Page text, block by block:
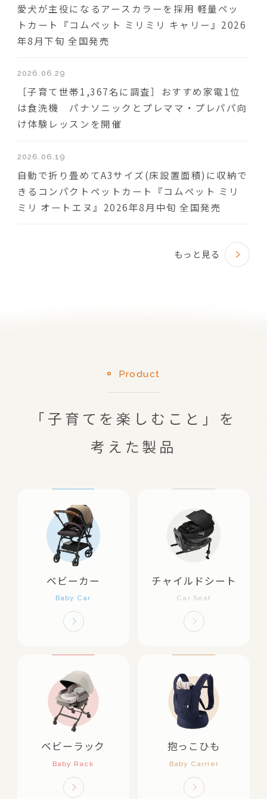
愛犬が主役になるアースカラーを採用 軽量ペッ
トカート『コムペット ミリミリ キャリー』2026
年8月下旬 全国発売
2026.06.29
［子育て世帯1,367名に調査］おすすめ家電1位
は食洗機 パナソニックとプレママ・プレパパ向
け体験レッスンを開催
2026.06.19
自動で折り畳めてA3サイズ(床設置面積)に収納で
きるコンパクトペットカート『コムペット ミリ
ミリ オートエヌ』2026年8月中旬 全国発売
もっと見る
Product
「子育てを楽しむこと」を
考えた製品
ベビーカー チャイルドシート
ベビーラック 抱っこひも